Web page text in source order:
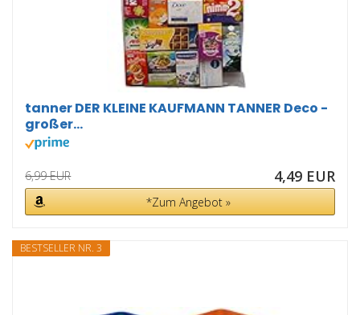
tanner DER KLEINE KAUFMANN TANNER Deco -
großer...
6,99 EUR 4,49 EUR
*Zum Angebot »
BESTSELLER NR. 3